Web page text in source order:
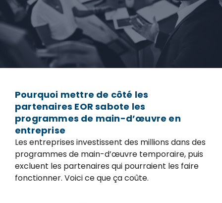
Pourquoi mettre de côté les
partenaires EOR sabote les
programmes de main-d’œuvre en
entreprise
Les entreprises investissent des millions dans des
programmes de main-d’œuvre temporaire, puis
excluent les partenaires qui pourraient les faire
fonctionner. Voici ce que ça coûte.